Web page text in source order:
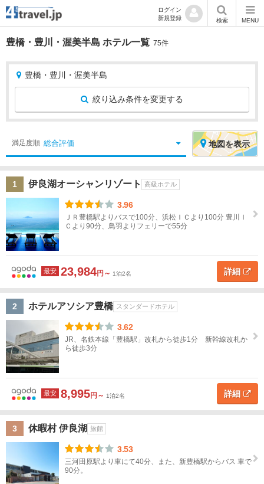
ログイン
新規登録
検索 MENU
豊橋・豊川・渥美半島 ホテル一覧 75件
豊橋・豊川・渥美半島
絞り込み条件を変更する
り
条
宿
泊
地
豊
川・
渥美
ホ
テ
ル
タ
イ
プ
ン
ー
ド
ホ
ル
旅
シ
ン
荘
リ
選
北
海
北
東
甲
越
北
陸
東
海
満足度順 総合評価 地図を表示
1 伊良湖オーシャンリゾート 高級ホテル
3.96
ＪＲ豊橋駅よりバスで100分、浜松ＩＣより100分 豊川Ｉ
Ｃより90分、鳥羽よりフェリーで55分
最安 23,984円～ 1泊2名 詳細
2 ホテルアソシア豊橋 スタンダードホテル
3.62
JR、名鉄本線「豊橋駅」改札から徒歩1分 新幹線改札か
ら徒歩3分
最安 8,995円～ 1泊2名 詳細
3 休暇村 伊良湖 旅館
3.53
三河田原駅より車にて40分、また、新豊橋駅からバス 車で
90分。